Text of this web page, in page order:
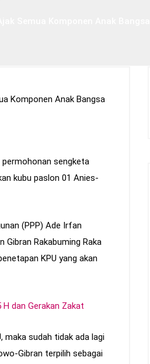
sengketa
kubu paslon 01 Anies-
(PPP) Ade Irfan
Rakabuming Raka
KPU yang akan
H dan Gerakan Zakat
maka sudah tidak ada lagi
Gibran terpilih sebagai